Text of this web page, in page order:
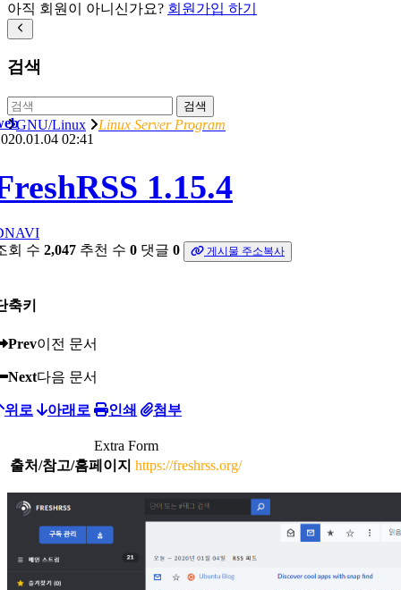
아직 회원이 아니신가요? 회원가입 하기
검색
검색
GNU/Linux Linux Server Program
02:41
1.15.4
회 수 2,047 추천 수 0 댓글 0 게시물 주소복사
축키
Prev이전 문서
Next다음 문서
위로 아래로 인쇄 첨부
Extra Form
출처/참고/홈페이지 https://freshrss.org/